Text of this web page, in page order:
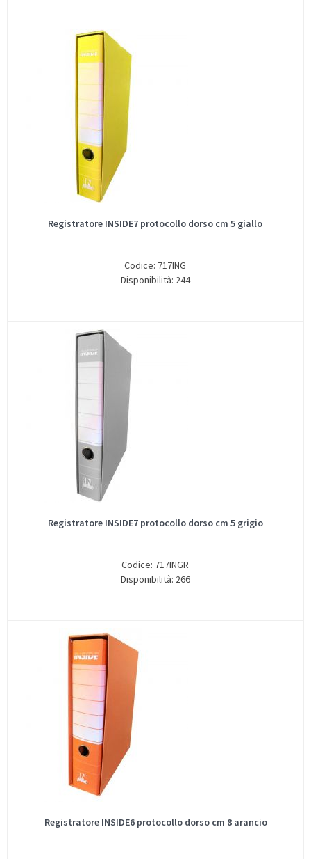
Registratore INSIDE7 protocollo dorso cm 5 giallo
Codice: 717ING
Disponibilità: 244
Registratore INSIDE7 protocollo dorso cm 5 grigio
Codice: 717INGR
Disponibilità: 266
Registratore INSIDE6 protocollo dorso cm 8 arancio